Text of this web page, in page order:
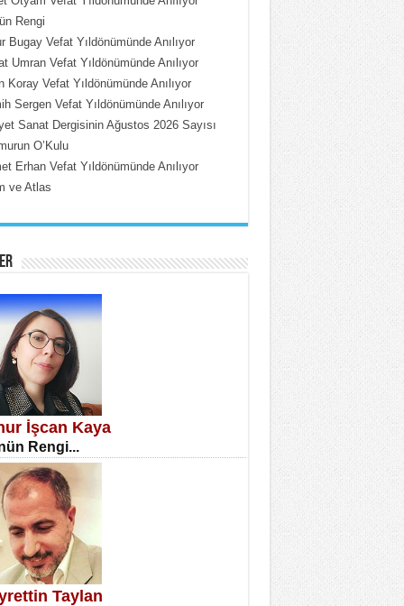
ÇOBAN
Put Dışardaki Maskeler...
ÜMİT ÇETİNKAYA
DİLEK ARSLAN
Günü Mahkemesi...
Rengi
Bugay Vefat Yıldönümünde Anılıyor
Umran Vefat Yıldönümünde Anılıyor
Koray Vefat Yıldönümünde Anılıyor
Sergen Vefat Yıldönümünde Anılıyor
Sanat Dergisinin Ağustos 2026 Sayısı
O’Kulu
Erhan Vefat Yıldönümünde Anılıyor
ve Atlas
İşcan Kaya
Rengi...
Taylan